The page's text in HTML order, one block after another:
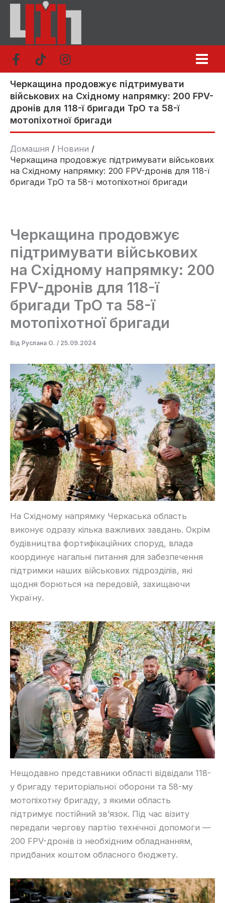
Перейти
вмісту
Черкащина продовжує підтримувати
військових на Східному напрямку: 200 FPV-
дронів для 118-ї бригади ТрО та 58-ї
мотопіхотної бригади
Домашня
Новини
Черкащина продовжує підтримувати військових
на Східному напрямку: 200 FPV-дронів для 118-ї
бригади ТрО та 58-ї мотопіхотної бригади
Черкащина продовжує
підтримувати військових
на Східному напрямку: 200
FPV-дронів для 118-ї
бригади ТрО та 58-ї
мотопіхотної бригади
Від Руслана О. / 25.09.2024
На Східному напрямку Черкаська область
виконує одразу кілька важливих завдань. Окрім
будівництва фортифікаційних споруд, влада
координує нагальні питання для забезпечення
підтримки наших військових підрозділів, які
щодня борються на передовій, захищаючи
Україну.
Нещодавно представники області відвідали 118-
у бригаду територіальної оборони та 58-му
мотопіхотну бригаду, з якими область
підтримує постійний зв’язок. Під час візиту
передали чергову партію технічної допомоги —
200 FPV-дронів із необхідним обладнанням,
придбаних коштом обласного бюджету.